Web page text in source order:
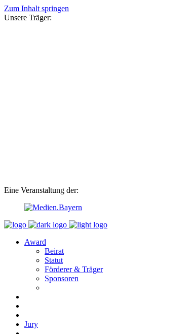
Zum Inhalt springen
Unsere Träger:
Eine Veranstaltung der:
Award
Beirat
Statut
Förderer & Träger
Sponsoren
Jury